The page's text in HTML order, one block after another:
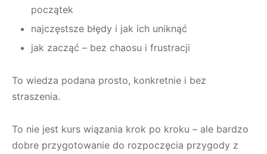
początek
najczęstsze błędy i jak ich uniknąć
jak zacząć – bez chaosu i frustracji
To wiedza podana prosto, konkretnie i bez
straszenia.
To nie jest kurs wiązania krok po kroku – ale bardzo
dobre przygotowanie do rozpoczęcia przygody z